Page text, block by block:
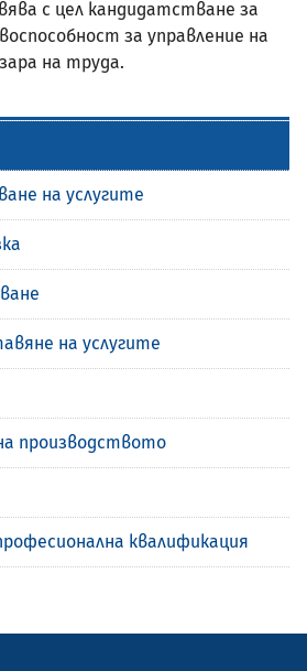
с цел кандидатстване за
за управление на
на труда.
на услугите
на услугите
производството
квалификация